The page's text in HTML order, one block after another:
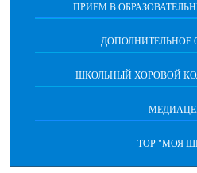
ПРИЕМ В
ДОПОЛНИТЕЛЬНОЕ
ШКОЛЬНЫЙ ХОРОВОЙ
ТОР "МОЯ